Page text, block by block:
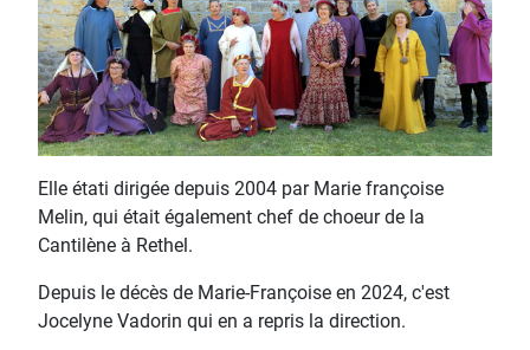
Elle étati dirigée depuis 2004 par Marie françoise
Melin, qui était également chef de choeur de la
Cantilène à Rethel.
Depuis le décès de Marie-Françoise en 2024, c'est
Jocelyne Vadorin qui en a repris la direction.